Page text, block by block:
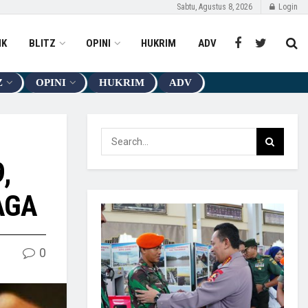
Sabtu, Agustus 8, 2026 Login
BLITZ OPINI HUKRIM ADV
OPINI HUKRIM ADV
0